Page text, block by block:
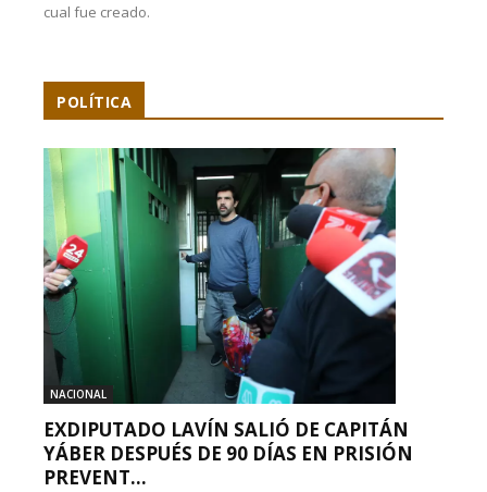
cual fue creado.
POLÍTICA
NACIONAL
EXDIPUTADO LAVÍN SALIÓ DE CAPITÁN
YÁBER DESPUÉS DE 90 DÍAS EN PRISIÓN
PREVENT...